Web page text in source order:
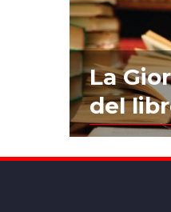
La
del